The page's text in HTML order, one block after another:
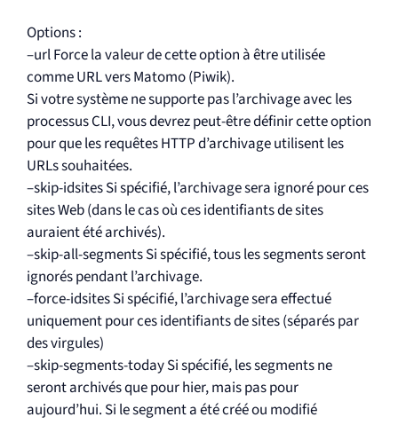
Options :
–url Force la valeur de cette option à être utilisée
comme URL vers Matomo (Piwik).
Si votre système ne supporte pas l’archivage avec les
processus CLI, vous devrez peut-être définir cette option
pour que les requêtes HTTP d’archivage utilisent les
URLs souhaitées.
–skip-idsites Si spécifié, l’archivage sera ignoré pour ces
sites Web (dans le cas où ces identifiants de sites
auraient été archivés).
–skip-all-segments Si spécifié, tous les segments seront
ignorés pendant l’archivage.
–force-idsites Si spécifié, l’archivage sera effectué
uniquement pour ces identifiants de sites (séparés par
des virgules)
–skip-segments-today Si spécifié, les segments ne
seront archivés que pour hier, mais pas pour
aujourd’hui. Si le segment a été créé ou modifié